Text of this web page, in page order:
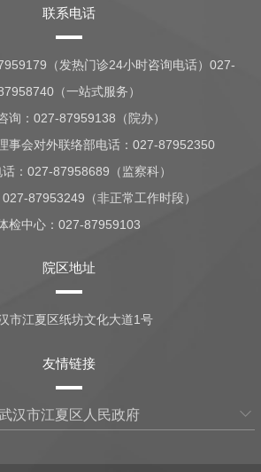
联系电话
（发热门诊24小时咨询电话）027-
（一站式服务）
询：027-87959138（院办）
事会对外联络部电话：027-87952350
：027-87958689（监察科）
027-87953249（非正常工作时段）
检中心：027-87959103
院区地址
市江夏区纸坊文化大道1号
友情链接
汉市江夏区人民政府